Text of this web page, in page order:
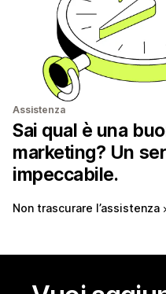
Assistenza
Sai qual è una
marketing? Un
impeccabile.
Non trascurare l’assistenza